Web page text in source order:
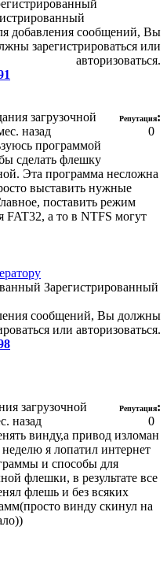
добавления сообщений, Вы
зарегистрироваться или
авторизоваться.
загрузочной
назад
Репутация:
0
программой
сделать флешку
Эта программа несложна
выставить нужные
поставить режим
FAT32, а то в NTFS могут
Зарегистрированный
сообщений, Вы должны
или авторизоваться.
загрузочной
назад
Репутация:
0
винду,а привод изломан
я лопатил интернет
и способы для
флешки, в результате все
флешь и без всяких
винду скинул на